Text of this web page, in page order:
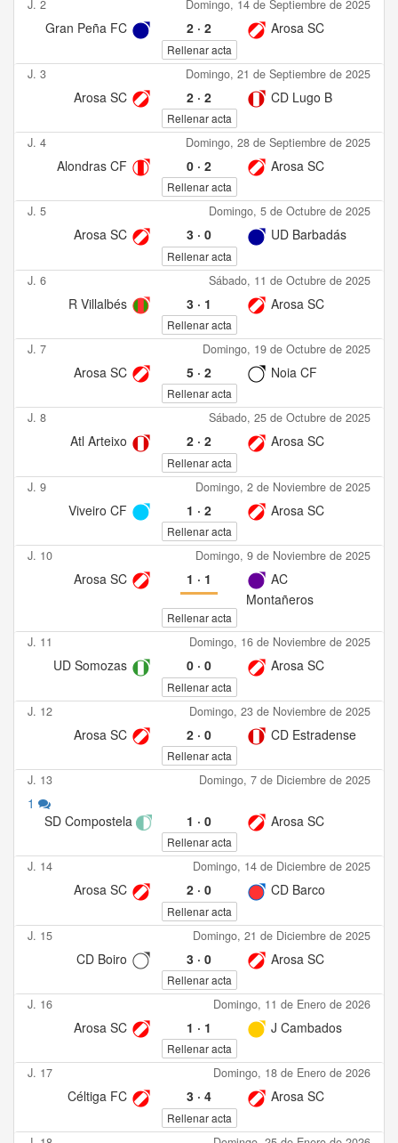
J. 2 Domingo, 14 de Septiembre de 2025
Gran Peña FC 2· 2 Arosa SC
Rellenar acta
J. 3 Domingo, 21 de Septiembre de 2025
Arosa SC 2· 2 CD Lugo B
Rellenar acta
J. 4 Domingo, 28 de Septiembre de 2025
Alondras CF 0· 2 Arosa SC
Rellenar acta
J. 5 Domingo, 5 de Octubre de 2025
Arosa SC 3· 0 UD Barbadás
Rellenar acta
J. 6 Sábado, 11 de Octubre de 2025
R Villalbés 3· 1 Arosa SC
Rellenar acta
J. 7 Domingo, 19 de Octubre de 2025
Arosa SC 5· 2 Noia CF
Rellenar acta
J. 8 Sábado, 25 de Octubre de 2025
Atl Arteixo 2· 2 Arosa SC
Rellenar acta
J. 9 Domingo, 2 de Noviembre de 2025
Viveiro CF 1 · 2 Arosa SC
Rellenar acta
J. 10 Domingo, 9 de Noviembre de 2025
Arosa SC 1 · 1
AC
Montañeros
Rellenar acta
J. 11 Domingo, 16 de Noviembre de 2025
UD Somozas 0· 0 Arosa SC
Rellenar acta
J. 12 Domingo, 23 de Noviembre de 2025
Arosa SC 2· 0 CD Estradense
Rellenar acta
J. 13 Domingo, 7 de Diciembre de 2025
1
SD Compostela
1 · 0 Arosa SC
Rellenar acta
J. 14 Domingo, 14 de Diciembre de 2025
Arosa SC 2· 0 CD Barco
Rellenar acta
J. 15 Domingo, 21 de Diciembre de 2025
CD Boiro 3· 0 Arosa SC
Rellenar acta
J. 16 Domingo, 11 de Enero de 2026
Arosa SC 1 · 1 J Cambados
Rellenar acta
J. 17 Domingo, 18 de Enero de 2026
Céltiga FC 3· 4 Arosa SC
Rellenar acta